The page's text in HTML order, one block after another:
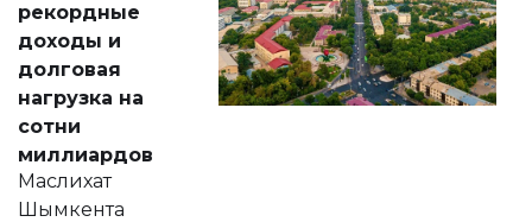
рекордные
доходы и
долговая
нагрузка на
сотни
миллиардов
Маслихат
Шымкента